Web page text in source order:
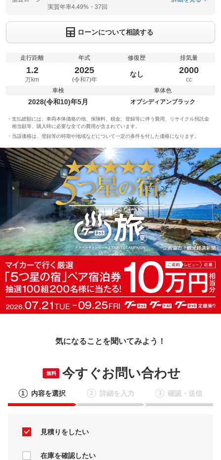
実質年率4.49%・37回
ローンについて相談する
走行距離
1.2
万km
年式
2025
(令和7)年
修復歴
なし
排気量
2000
cc
車検
2028(令和10)年5月
車体色
オブシディアンブラック
支払総額には、車両本体価格の他、保険料、税金、登録等に伴う費用、リサイクル預託金
相当額等、購入時に必要な全ての費用が含まれています。
当該価格は、登録等の時期や地域などについて一定の条件を付した価格になります。
気になることを聞いてみよう！
無料 今すぐお問い合わせ
1 内容を選択 2 詳細を入力 3 確認・送信
見積りをしたい
在庫を確認したい